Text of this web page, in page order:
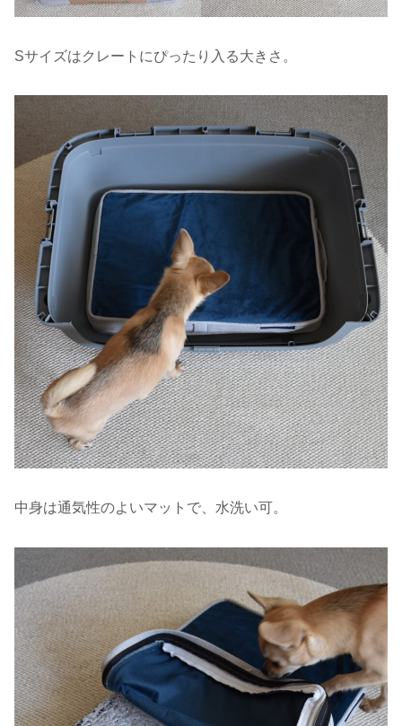
Sサイズはクレートにぴったり入る大きさ。
中身は通気性のよいマットで、水洗い可。